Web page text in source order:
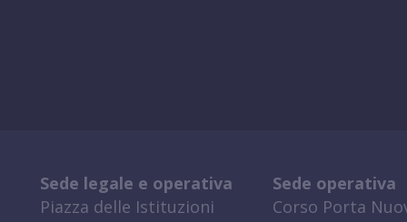
Sede legale e operativa
Piazza delle Istituzioni
Sede operativa
Corso Porta